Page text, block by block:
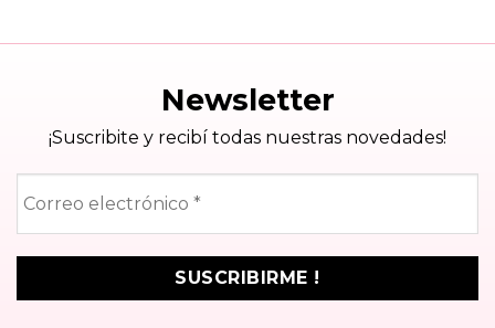
precio
era:
es:
Newsletter
¡Suscribite y recibí todas nuestras novedades!
electrónico